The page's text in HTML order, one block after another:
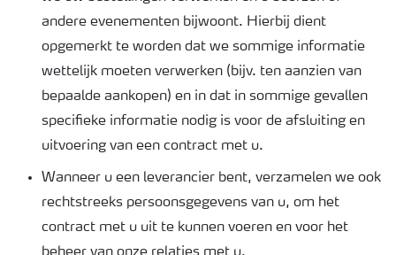
andere evenementen bijwoont. Hierbij dient
opgemerkt te worden dat we sommige informatie
wettelijk moeten verwerken (bijv. ten aanzien van
bepaalde aankopen) en in dat in sommige gevallen
specifieke informatie nodig is voor de afsluiting en
uitvoering van een contract met u.
Wanneer u een leverancier bent, verzamelen we ook
rechtstreeks persoonsgegevens van u, om het
contract met u uit te kunnen voeren en voor het